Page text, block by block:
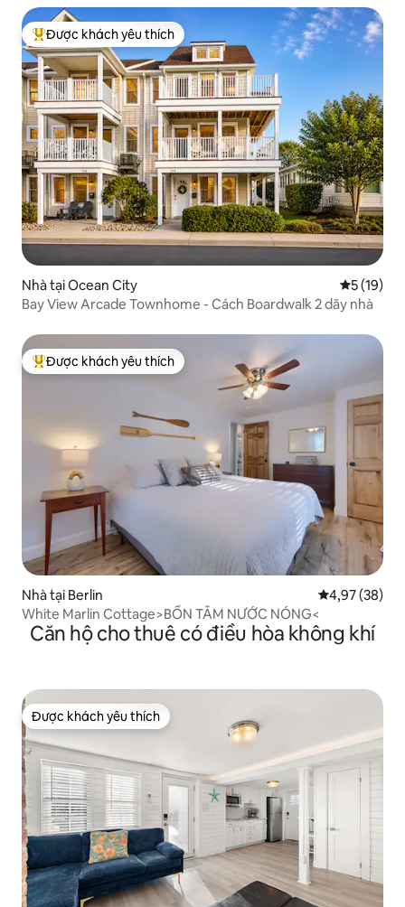
Được khách yêu thích nhất
Được khách yêu thích
Nhà tại Ocean City Xếp hạng
5 (19)
Bay View Arcade Townhome - Cách Boardwalk 2 dãy nhà
Được khách yêu thích nhất
Được khách yêu thích
Nhà tại Berlin Xếp hạng
4,97 (38)
White Marlin Cottage>BỒN TẮM NƯỚC NÓNG<
Căn hộ cho thuê có điều hòa không khí
Được khách yêu thích
Được khách yêu thích